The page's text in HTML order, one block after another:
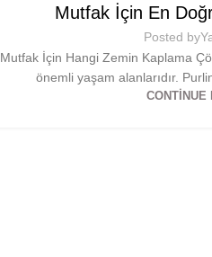
Mutfak İçin En
Posted by
Mutfak İçin Hangi Zemin Kaplama
önemli yaşam alanlarıdır.
CONTINUE